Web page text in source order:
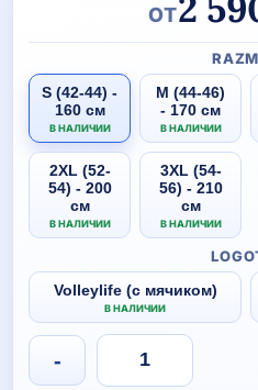
ОТ
S (42-44) -
160 см
В НАЛИЧИИ
M (44-46)
- 170 см
В НАЛИЧИИ
2XL (52-
54) - 200
см
В НАЛИЧИИ
3XL (54-
56) - 210
см
В НАЛИЧИИ
Volleylife (с мячиком)
В НАЛИЧИИ
Количество
товара
-